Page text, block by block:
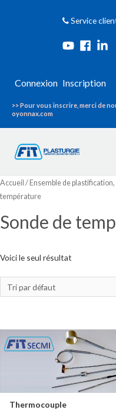
Service
Connexion Inscription
>> Pour vous inscrire, merci de
oyonnax.com
Accueil / Ensemble de
température
Sonde de
Voici le seul résultat
Thermocouple